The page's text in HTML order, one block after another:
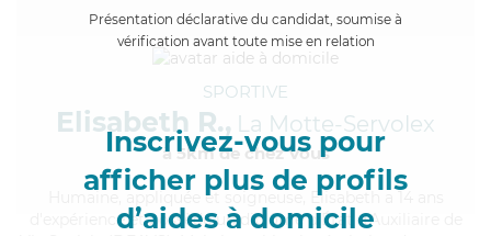
Présentation déclarative du candidat, soumise à
vérification avant toute mise en relation
Inscrivez-vous pour
afficher plus de profils
d’aides à domicile
SPORTIVE
Elisabeth R., La Motte-Servolex
à 5km de chez Vous
, appliquée et soigneuse, Elisabeth a 14 ans
d'expérience et possède un diplôme d'État d'Auxiliaire de